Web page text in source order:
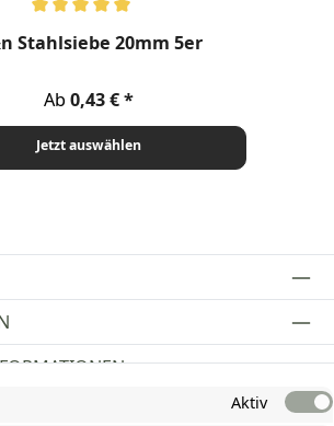
Stahlsiebe 20mm 5er
Regulärer Preis:
Ab 0,43 €
Jetzt auswählen
Aktiv